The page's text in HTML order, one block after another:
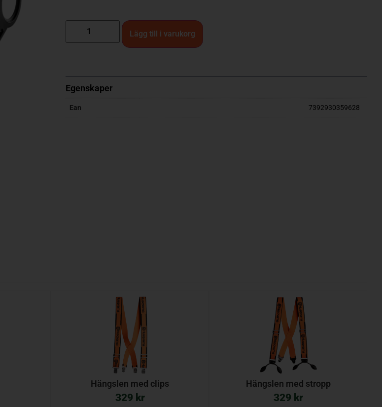
Lägg till i varukorg
Egenskaper
Ean 7392930359628
Hängslen med clips
329 kr
Hängslen med stropp
329 kr